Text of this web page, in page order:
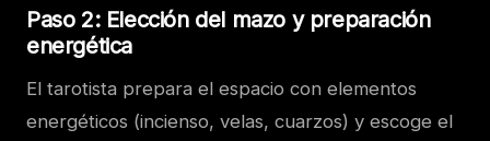
Paso 2: Elección del mazo y preparación
energética
El tarotista prepara el espacio con elementos
energéticos (incienso, velas, cuarzos) y escoge el